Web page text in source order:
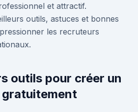
et attractif.
outils, astuces et bonnes
les recruteurs
outils pour créer un
gratuitement